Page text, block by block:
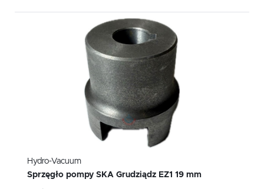
Hydro-Vacuum
Sprzęgło pompy SKA Grudziądz EZ1 19 mm